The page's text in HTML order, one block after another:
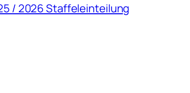
/ 2026 Staffeleinteilung